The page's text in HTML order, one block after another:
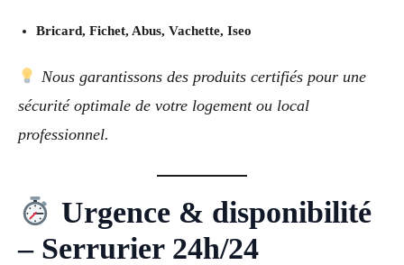
Bricard, Fichet, Abus, Vachette, Iseo
Nous garantissons des produits certifiés pour une
sécurité optimale de votre logement ou local
professionnel.
Urgence & disponibilité
– Serrurier 24h/24